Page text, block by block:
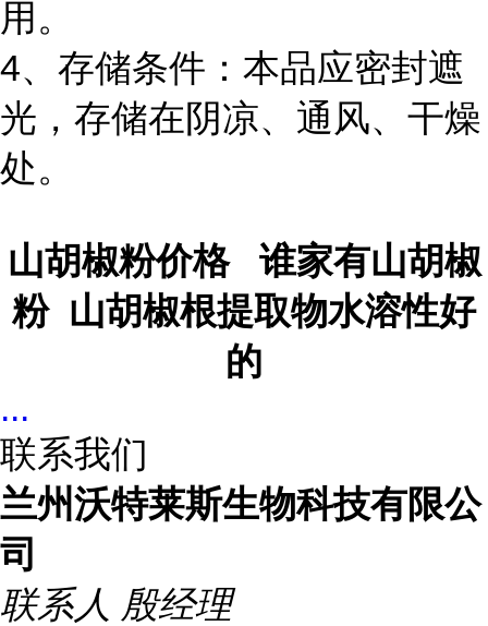
用。
4、存储条件：本品应密封遮
光，存储在阴凉、通风、干燥
处。
山胡椒粉价格 谁家有山胡椒
粉 山胡椒根提取物水溶性好
的
...
联系我们
兰州沃特莱斯生物科技有限公
司
联系人 殷经理